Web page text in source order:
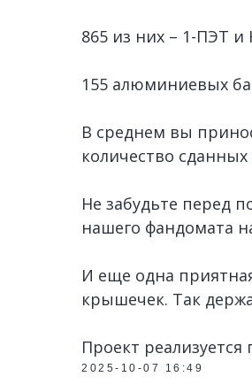
865 из них – 1-ПЭТ и
155 алюминиевых
В среднем вы
количество сданных
Не забудьте перед
нашего фандомата
И еще одна
крышечек. Так
Проект
2025-10-07 16:49